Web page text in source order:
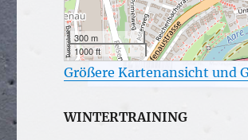
300 m
1000 ft
Größere Kartenansicht und
WINTERTRAINING